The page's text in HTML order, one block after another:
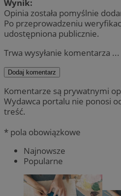
Wynik:
Opinia została pomyślnie
Po przeprowadzeniu
udostępniona publicznie.
Trwa wysyłanie komentarza ...
Dodaj komentarz
Komentarze są prywatnymi
Wydawca portalu nie ponosi
treść.
* pola obowiązkowe
Najnowsze
Popularne